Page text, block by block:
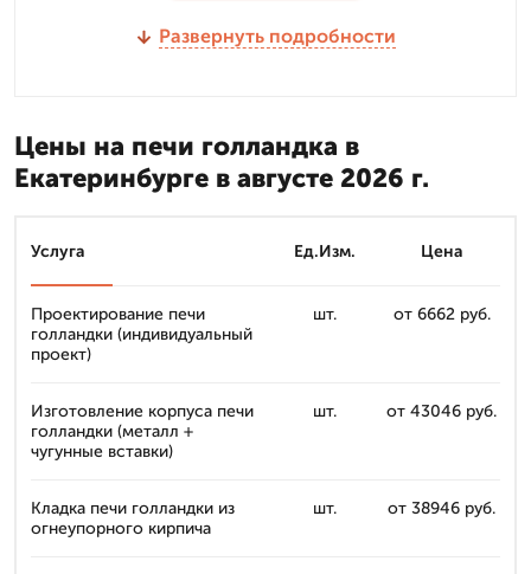
Развернуть подробности
Цены на печи голландка в
Екатеринбурге в августе 2026 г.
Услуга Ед.Изм. Цена
Проектирование печи
голландки (индивидуальный
проект)
шт. от 6662 руб.
Изготовление корпуса печи
голландки (металл +
чугунные вставки)
шт. от 43046 руб.
Кладка печи голландки из
огнеупорного кирпича
шт. от 38946 руб.